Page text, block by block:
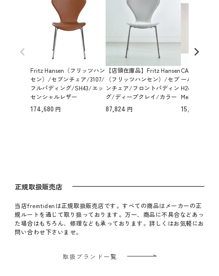
Fritz Hansen（フリッツハン
セン）/セブンチェア/3107/
フルパディング/SH43/エッ
センシャルレザー
174,680
【店頭在庫品】Fritz Hansen
（フリッツハンセン）/セブ
ンチェア/フロントパディン
グ/ディープクレイ/カラー
ドアッシュ/ライトベージュ
1121/ブラウンブロンズ脚/31
87,824
CARL
ールハンセン
H24/
Melange
（モスグリー
15,400
正規取扱販売店
当店fremtidenは正規取扱販売店です。すべての商品はメーカーの正
規ルートを通じて取り扱っております。万一、商品に不具合などあっ
た場合はもちろん、修理なども承っております。詳しくはお気軽にお
問い合わせ下さいませ。
取扱ブランド一覧